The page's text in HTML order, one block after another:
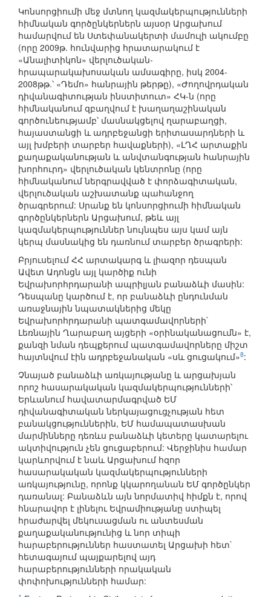
Կոնսորցիումի մեջ մտնող կազմակերպությունների
հիմնական գործընկերներն այսօր Արցախում
համարվում են Ստեփանակերտի մամուլի ակումբը
(որը 2009թ. հունվարից հրատարակում է
«Անալիտիկոն» վերլուծական-
հրապարակախոսական ամսագիրը, իսկ 2004-
2008թթ.՝ «Դեմո» հանրային թերթը), «Ժողովրդական
դիվանագիտության ինստիտուտ» ՀԿ-ն (որը
հիմնականում զբաղվում է խաղաղաշինական
գործունեությամբ՝ մասնակցելով ղարաբաղցի,
հայաստանցի և ադրբեջանցի երիտասարդների և
այլ խմբերի տարբեր հավաքների), «ԼՂՀ արտաքին
քաղաքականության և անվտանգության հանրային
խորհուրդ» վերլուծական կենտրոնը (որը
հիմնականում ներգրավված է փորձագիտական,
վերլուծական աշխատանք պահանջող
ծրագրերում: Սրանք են կոնսորցիումի հիմնական
գործընկերներն Արցախում, թեև այլ
կազմակերպություններ նույնպես այս կամ այն
կերպ մասնակից են դառնում տարբեր ծրագրերի:
Բրյուսելում ՀՀ արտակարգ և լիազոր դեսպան
Ավետ Ադոնցն այլ կարծիք ունի
Եվրախորհրդարանի ապրիլյան բանաձևի մասին:
Դեսպանը կարծում է, որ բանաձևի ընդունման
առաջնային նպատակներից մեկը
Եվրախորհրդարանի պատգամավորների`
Լեռնային Ղարաբաղ այցերի «օրինականացումն» է,
քանզի նման դեպքերում պատգամավորները միշտ
հայտնվում էին ադրբեջանական «սև ցուցակում»8:
Չնայած բանաձևի առկայությանը և արցախյան
որոշ հասարակական կազմակերպությունների՝
Երևանում հավատարմագրված ԵՄ
դիվանագիտական ներկայացուցչության հետ
բանակցություններին, ԵՄ համապատասխան
մարմինները դեռևս բանաձևի կետերը կատարելու
ակտիվություն չեն ցուցաբերում: Վերջինիս համար
կարևորվում է նաև Արցախում հզոր
հասարակական կազմակերպությունների
առկայությունը, որոնք կկարողանան ԵՄ գործընկեր
դառանալ: Բանաձևն այն նորմատիվ հիմքն է, որով
հնարավոր է լինելու Եվրամիությանը ստիպել
հրաժարվել մեկուսացման ու անտեսման
քաղաքականությունից և նոր տիպի
հարաբերություններ հաստատել Արցախի հետ`
հետագայում պայքարելով այդ
հարաբերությունների որակական
փոփոխությունների համար: